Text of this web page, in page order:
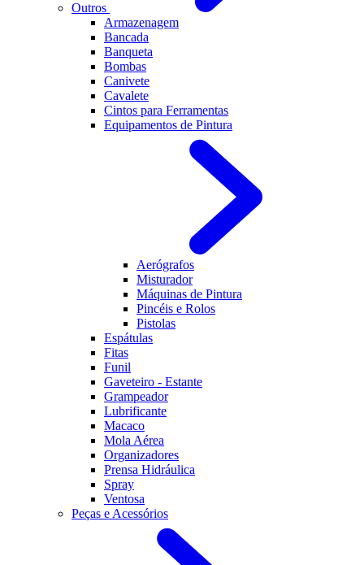
Outros
Armazenagem
Bancada
Banqueta
Bombas
Canivete
Cavalete
Cintos para Ferramentas
Equipamentos de Pintura
Aerógrafos
Misturador
Máquinas de Pintura
Pincéis e Rolos
Pistolas
Espátulas
Fitas
Funil
Gaveteiro - Estante
Grampeador
Lubrificante
Macaco
Mola Aérea
Organizadores
Prensa Hidráulica
Spray
Ventosa
Peças e Acessórios